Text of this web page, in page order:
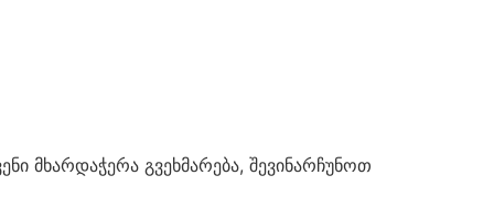
მხარდაჭერა გვეხმარება, შევინარჩუნოთ